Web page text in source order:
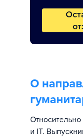
О
и IT.